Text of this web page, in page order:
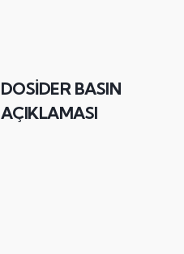
DOSİDER BASIN
AÇIKLAMASI